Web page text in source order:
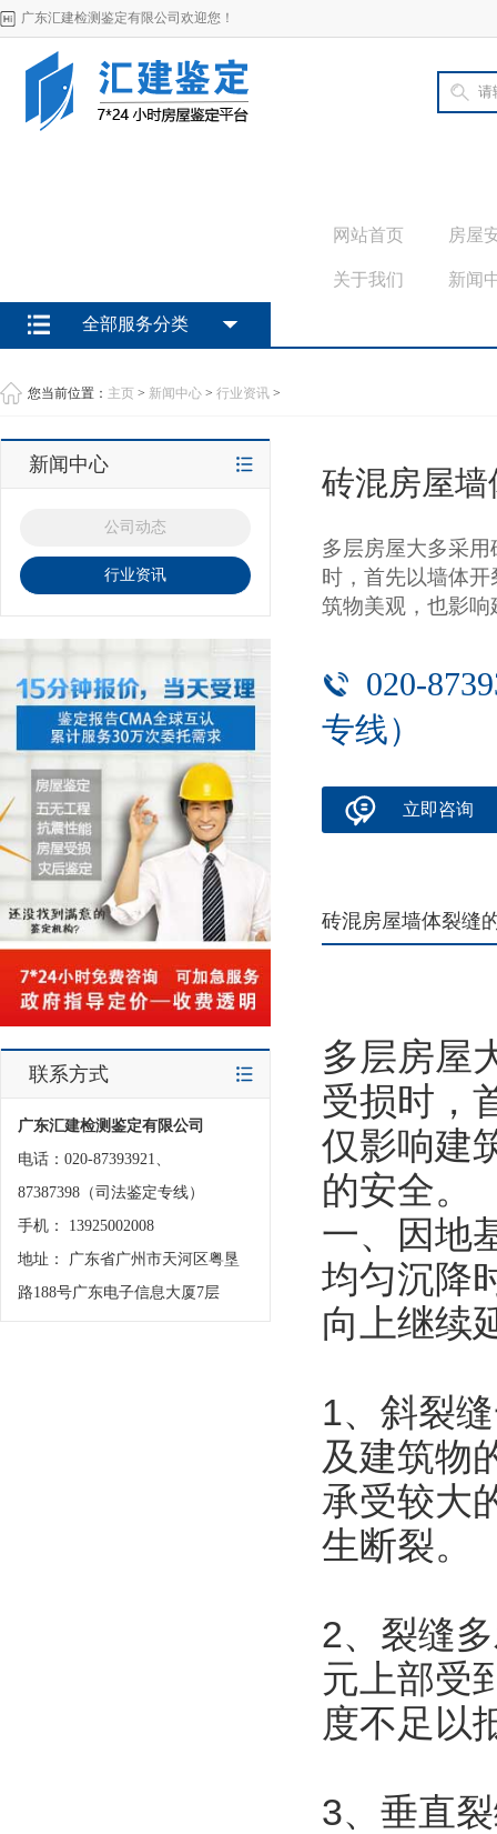
广东汇建检测鉴定有限公司欢迎您！
网站首页 房屋
关于我们 新闻
全部服务分类
您当前位置： 主页 > 新闻中心 > 行业资讯 >
新闻中心
公司动态
行业资讯
联系方式
广东汇建检测鉴定有限公司
电话：020-87393921、
87387398（司法鉴定专线）
手机： 13925002008
地址： 广东省广州市天河区粤垦
路188号广东电子信息大厦7层
砖混房屋
多层房屋大多采
时，首先以墙体
筑物美观，也影
020-
专线）
立即咨询
砖混房屋墙体裂缝
多层房屋
受损时，
仅影响建
的安全。
一、因地
均匀沉降
向上继续
1、斜裂
及建筑物
承受较大
生断裂。
2、裂缝
元上部受
度不足以
3、垂直